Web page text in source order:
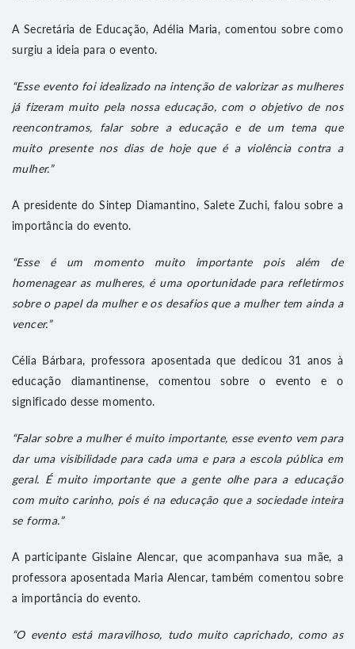
A Secretária de Educação, Adélia Maria, comentou sobre como
surgiu a ideia para o evento.
“Esse evento foi idealizado na intenção de valorizar as mulheres
já fizeram muito pela nossa educação, com o objetivo de nos
reencontramos, falar sobre a educação e de um tema que
muito presente nos dias de hoje que é a violência contra a
mulher.”
A presidente do Sintep Diamantino, Salete Zuchi, falou sobre a
importância do evento.
“Esse é um momento muito importante pois além de
homenagear as mulheres, é uma oportunidade para refletirmos
sobre o papel da mulher e os desafios que a mulher tem ainda a
vencer.”
Célia Bárbara, professora aposentada que dedicou 31 anos à
educação diamantinense, comentou sobre o evento e o
significado desse momento.
“Falar sobre a mulher é muito importante, esse evento vem para
dar uma visibilidade para cada uma e para a escola pública em
geral. É muito importante que a gente olhe para a educação
com muito carinho, pois é na educação que a sociedade inteira
se forma.”
A participante Gislaine Alencar, que acompanhava sua mãe, a
professora aposentada Maria Alencar, também comentou sobre
a importância do evento.
“O evento está maravilhoso, tudo muito caprichado, como as